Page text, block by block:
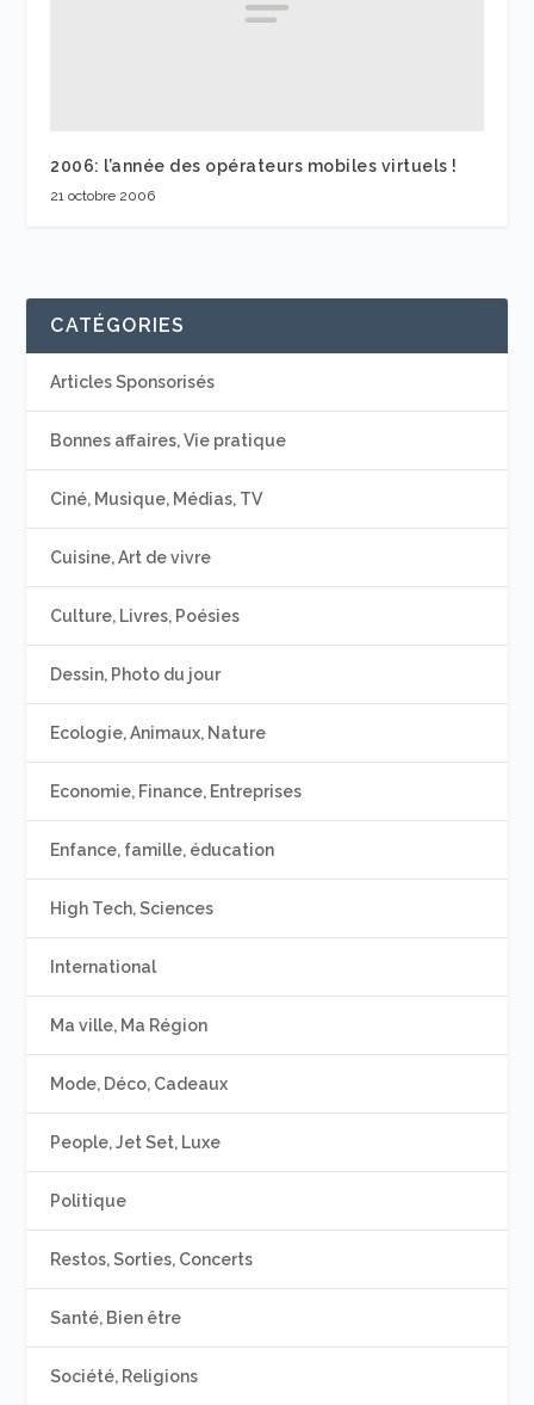
2006: l’année des opérateurs mobiles virtuels !
21 octobre 2006
CATÉGORIES
Articles Sponsorisés
Bonnes affaires, Vie pratique
Ciné, Musique, Médias, TV
Cuisine, Art de vivre
Culture, Livres, Poésies
Dessin, Photo du jour
Ecologie, Animaux, Nature
Economie, Finance, Entreprises
Enfance, famille, éducation
High Tech, Sciences
International
Ma ville, Ma Région
Mode, Déco, Cadeaux
People, Jet Set, Luxe
Politique
Restos, Sorties, Concerts
Santé, Bien être
Société, Religions